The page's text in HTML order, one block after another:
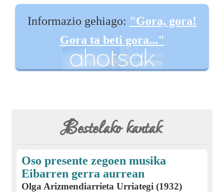
Informazio gehiago: "Gora, gora!
Gora ta beti gora..."
Bestelako kantak
Oso presente zegoen musika
Eibarren gerra aurrean
Olga Arizmendiarrieta Urriategi (1932)